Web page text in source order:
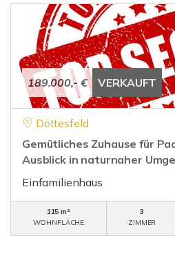
189.000,- € VERKAUFT
Döttesfeld
Gemütliches Zuhause für
Ausblick in naturnaher
Einfamilienhaus
115 m²
WOHNFLÄCHE
3
ZIMMER